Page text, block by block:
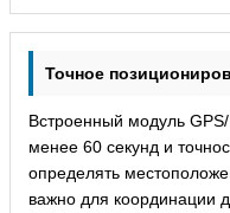
Точное
Встроенный модуль
менее 60 секунд и
определять
важно для координации